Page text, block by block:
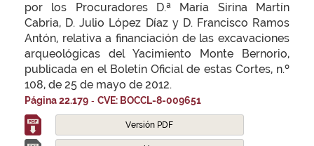
por los Procuradores D.ª María Sirina Martín
Cabria, D. Julio López Díaz y D. Francisco Ramos
Antón, relativa a financiación de las excavaciones
arqueológicas del Yacimiento Monte Bernorio,
publicada en el Boletín Oficial de estas Cortes, n.º
108, de 25 de mayo de 2012.
Página 22.179 - CVE: BOCCL-8-009651
Versión PDF